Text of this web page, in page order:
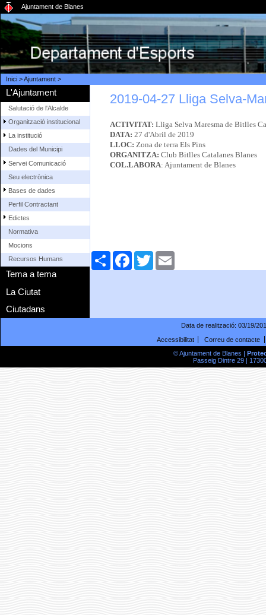
Ajuntament de Blanes
Inici>Ajuntament>
L'Ajuntament
Salutació de l'Alcalde
Organització institucional
La institució
Dades del Municipi
Servei Comunicació
Seu electrònica
Bases de dades
Perfil Contractant
Edictes
Normativa
Mocions
Recursos Humans
Tema a tema
La Ciutat
Ciutadans
2019-04-27 Lliga Selva-
ACTIVITAT: Lliga Selva Maresma de Bitlles
DATA: 27 d'Abril de 2019
LLOC: Zona de terra Els Pins
ORGANITZA: Club Bitlles Catalanes Blanes
COL.LABORA: Ajuntament de Blanes
ComparteixFacebookTwitter
Data de realització: 03/19/
Accessibilitat
Correu de contacte
© Ajuntament de Blanes |
Passeig Dintre 29 |